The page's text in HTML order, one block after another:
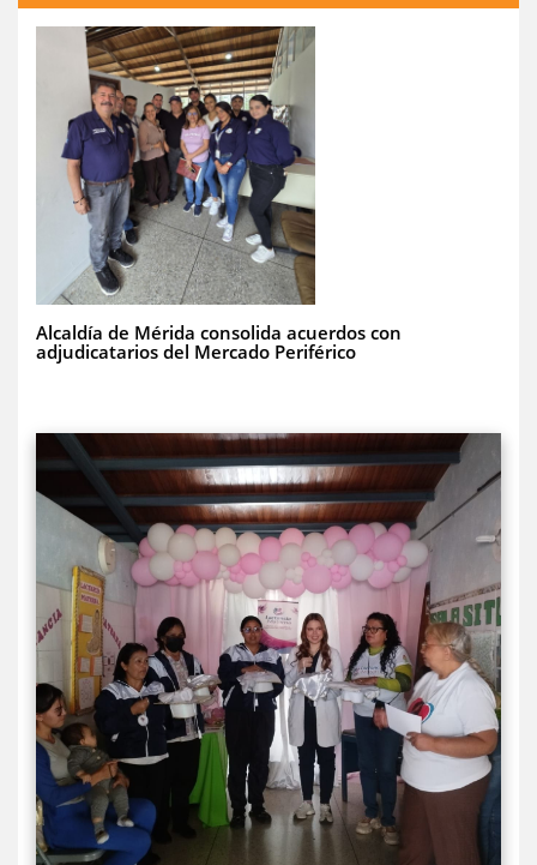
Alcaldía de Mérida consolida acuerdos con
adjudicatarios del Mercado Periférico